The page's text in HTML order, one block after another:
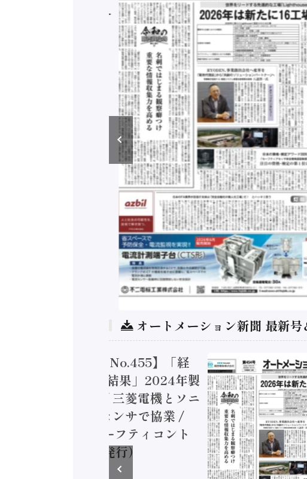
オートメーション新聞 最新
トメーション新聞 No.455】「経
実態調査二次集計結果」2024年製
加価値額86兆円 / 三菱電機とソニ
コン AIビジョンセンサで協業 /
安全に動かすセーフティコント
（2026年8月5日発行）